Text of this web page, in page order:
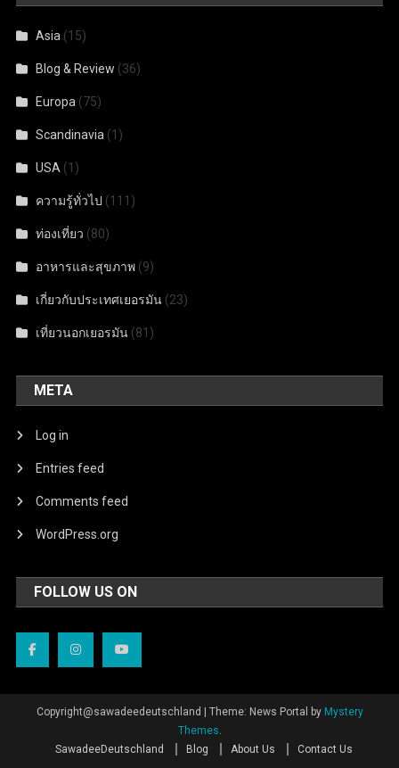
Asia (15)
Blog & Review (36)
Europa (75)
Scandinavia (1)
USA (1)
ความรู้ทั่วไป (111)
ท่องเที่ยว (80)
อาหารและสุขภาพ (9)
เกี่ยวกับประเทศเยอรมัน (23)
เที่ยวนอกเยอรมัน (81)
META
Log in
Entries feed
Comments feed
WordPress.org
FOLLOW US ON
Copyright@sawadeedeutschland | Theme: News Portal by Mystery
Themes.
SawadeeDeutschland
Blog About Us Contact Us